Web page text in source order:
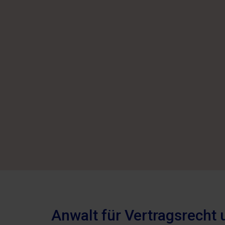
Anwalt für Vertragsrecht